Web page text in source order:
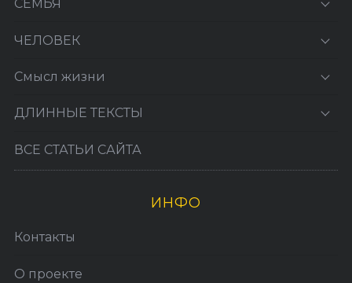
СЕМЬЯ
ЧЕЛОВЕК
Смысл жизни
ДЛИННЫЕ ТЕКСТЫ
ВСЕ СТАТЬИ САЙТА
ИНФО
Контакты
О проекте